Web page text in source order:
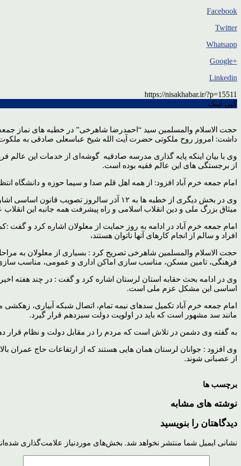
Facebook
Twitter
Whatsapp
+Google
Linkedin
https://nisakhabar.ir/?p=15511
کپی لینک
حجت الاسلام والمسلمین سید “احمدرضا شاهرخی” در خطبه های نماز
داشت: امروز روح ملکوتی حضرت آیت الله شیخ عباسعلی صادقی به ملکوت
وی با بیان اینکه پایه گذاری مدرسه صادقیه گوشه‌ای از خدمات این
از برجستگی های این عالم فقیه بوده است.
امام جمعه خرم آباد افزود: از همه اهل قلم صدا و سیما حوزه و دانشگاه
وی در بخش دیگری از خطبه ها به ۱۲ آذر
میثاق بزرگ ملی و دین انقلاب اسلامی و راه پیشرفت همه جانبه این
امام جمعه خرم آباد در ادامه به روز حمایت از معلولان اشاره کرد و گفت
افراد و سالم از انجام کارهای آنها ناتوان هستند،
حجت الاسلام والمسلمین شاهرخی تصریح کرد : بسیاری از معلولان به
فرهنگی، تامین مسکن، مناسب سازی اماکن اداری و عمومی، مناسب
وی در ادامه بحث حقابه استان لرستان اشاره کرد و گفت : در چند هفته
اساسی این مشکل عزم ملی است.
امام جمعه خرم آباد تکمیل سدهای نیمه تمام، اتصال شبکه آبیاری،
مانند سد مشهور است که باید در اولویت دولت سیزدهم قرار گیرد.
به گفته وی دشمن در تلاش است که مردم را در مقابل دولت و نظام قرار
وی افزود : جوانان لرستان همان هایی هستند که از ارتفاعات حاج عمران
از عصبانی شوند.
برچسب ها
نوشته های مشابه
دیدگاهتان را بنویسید
نشانی ایمیل شما منتشر نخواهد شد. بخش‌های موردنیاز علامت‌گذاری